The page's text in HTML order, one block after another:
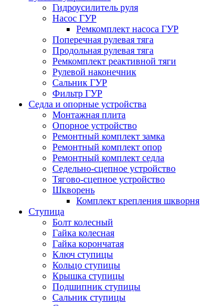
Гидроусилитель руля
Насос ГУР
Ремкомплект насоса ГУР
Поперечная рулевая тяга
Продольная рулевая тяга
Ремкомплект реактивной тяги
Рулевой наконечник
Сальник ГУР
Фильтр ГУР
Седла и опорные устройства
Монтажная плита
Опорное устройство
Ремонтный комплект замка
Ремонтный комплект опор
Ремонтный комплект седла
Седельно-сцепное устройство
Тягово-сцепное устройство
Шкворень
Комплект крепления шкворня
Ступица
Болт колесный
Гайка колесная
Гайка корончатая
Ключ ступицы
Кольцо ступицы
Крышка ступицы
Подшипник ступицы
Сальник ступицы